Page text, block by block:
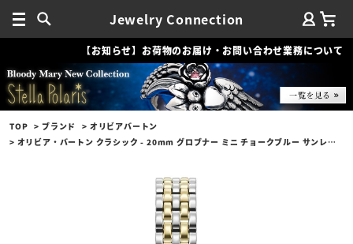
Jewelry Connection
【お知らせ】お荷物のお届け・お問い合わせ業務について
TOP ブランド
オリビアバートン
オリビア・バートン クラシック - 20mm グロブナー ミニ チョークブルー サンレイ シルバー＆ゴールド ブレスレット